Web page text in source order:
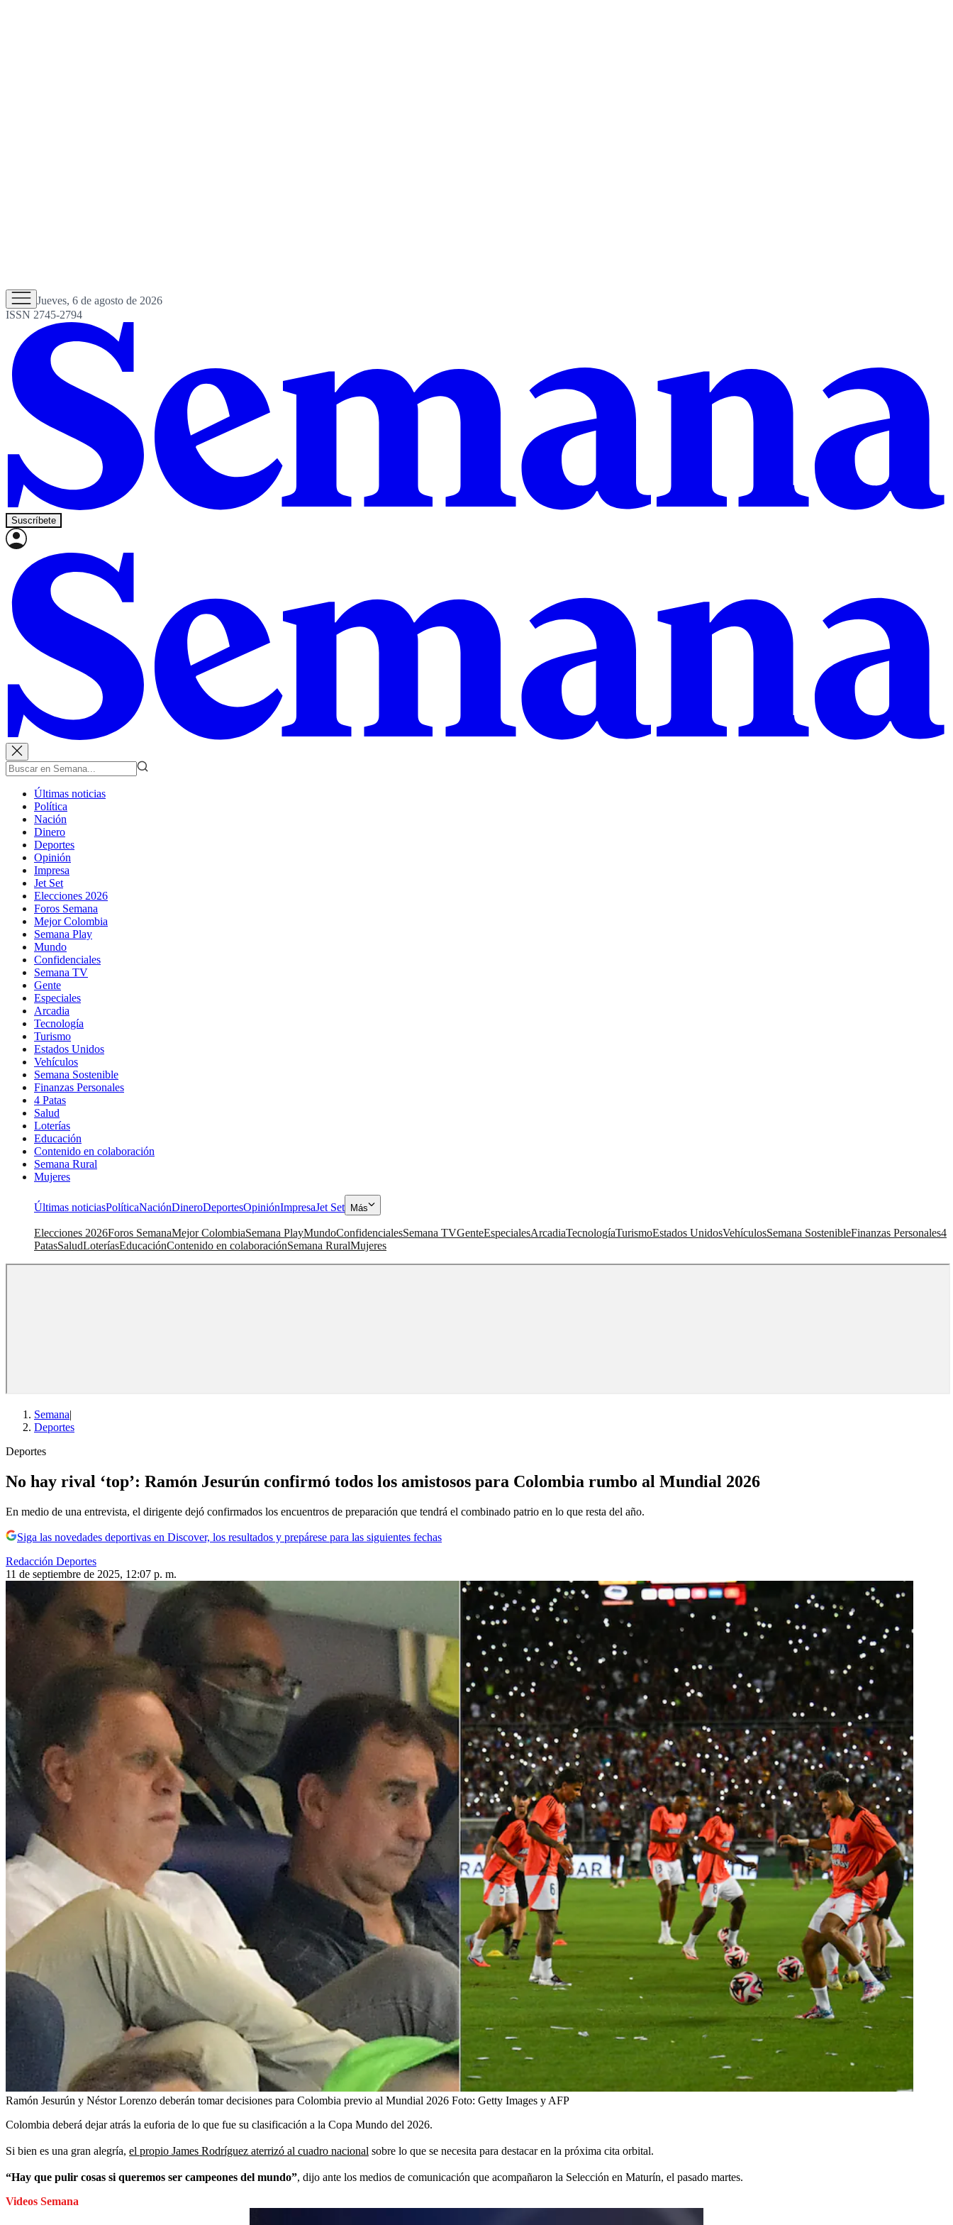
Jueves, 6 de agosto de 2026
ISSN 2745-2794
Suscríbete
Últimas noticias
Política
Nación
Dinero
Deportes
Opinión
Impresa
Jet Set
Elecciones 2026
Foros Semana
Mejor Colombia
Semana Play
Mundo
Confidenciales
Semana TV
Gente
Especiales
Arcadia
Tecnología
Turismo
Estados Unidos
Vehículos
Semana Sostenible
Finanzas Personales
4 Patas
Salud
Loterías
Educación
Contenido en colaboración
Semana Rural
Mujeres
Últimas noticiasPolíticaNaciónDineroDeportesOpiniónImpresaJet Set Más
Elecciones 2026Foros SemanaMejor ColombiaSemana PlayMundoConfidencialesSemana TVGenteEspecialesArcadiaTecnologíaTurismoEstados UnidosVehículosSemana SostenibleFinanzas Personales4
PatasSaludLoteríasEducaciónContenido en colaboraciónSemana RuralMujeres
Semana|
Deportes
Deportes
No hay rival ‘top’: Ramón Jesurún confirmó todos los amistosos para Colombia rumbo al Mundial 2026
En medio de una entrevista, el dirigente dejó confirmados los encuentros de preparación que tendrá el combinado patrio en lo que resta del año.
Siga las novedades deportivas en Discover, los resultados y prepárese para las siguientes fechas
Redacción Deportes
11 de septiembre de 2025, 12:07 p. m.
Ramón Jesurún y Néstor Lorenzo deberán tomar decisiones para Colombia previo al Mundial 2026 Foto: Getty Images y AFP
Colombia deberá dejar atrás la euforia de lo que fue su clasificación a la Copa Mundo del 2026.
Si bien es una gran alegría, el propio James Rodríguez aterrizó al cuadro nacional sobre lo que se necesita para destacar en la próxima cita orbital.
“Hay que pulir cosas si queremos ser campeones del mundo”, dijo ante los medios de comunicación que acompañaron la Selección en Maturín, el pasado martes.
Videos Semana